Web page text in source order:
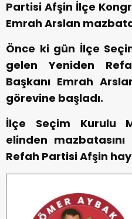
Partisi Afşin İlçe
Emrah Arslan
Önce ki gün İlçe
gelen Yeniden
Başkanı Emrah
görevine başladı.
İlçe Seçim Kurulu
elinden
Refah Partisi Afşin